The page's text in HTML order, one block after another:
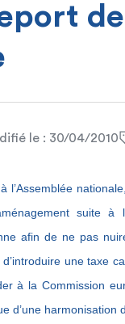
le : 30/04/2010
l’Assemblée
suite à
afin de ne pas
une taxe
à la Commission
d’une harmonisation